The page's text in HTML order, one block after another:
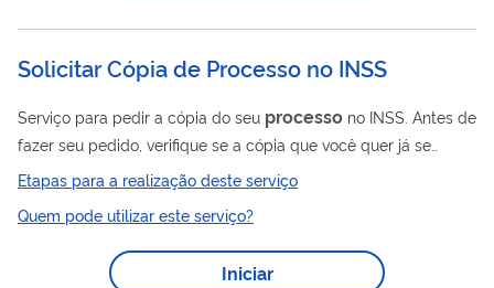
Solicitar Cópia de Processo no INSS
Serviço para pedir a cópia do seu processo no INSS. Antes de
fazer seu pedido, verifique se a cópia que você quer já se
encontra disponível no Meu INSS. Este pedido é realizado
totalmente pela internet, você não precisa ir ao INSS.
Etapas para a realização deste serviço
Quem pode utilizar este serviço?
Iniciar